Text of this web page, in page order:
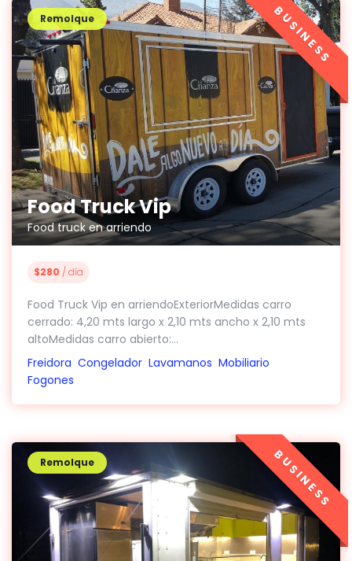
Food Truck Vip
Food truck en arriendo
Remolque
$280 / día
Food Truck Vip en arriendoExteriorMedidas carro
cerrado: 4,20 mts largo x 2,10 mts ancho x 2,10 mts
altoMedidas carro abierto:...
Freidora Congelador Lavamanos Mobiliario
Fogones
BUSINESS
Remolque BUSINESS